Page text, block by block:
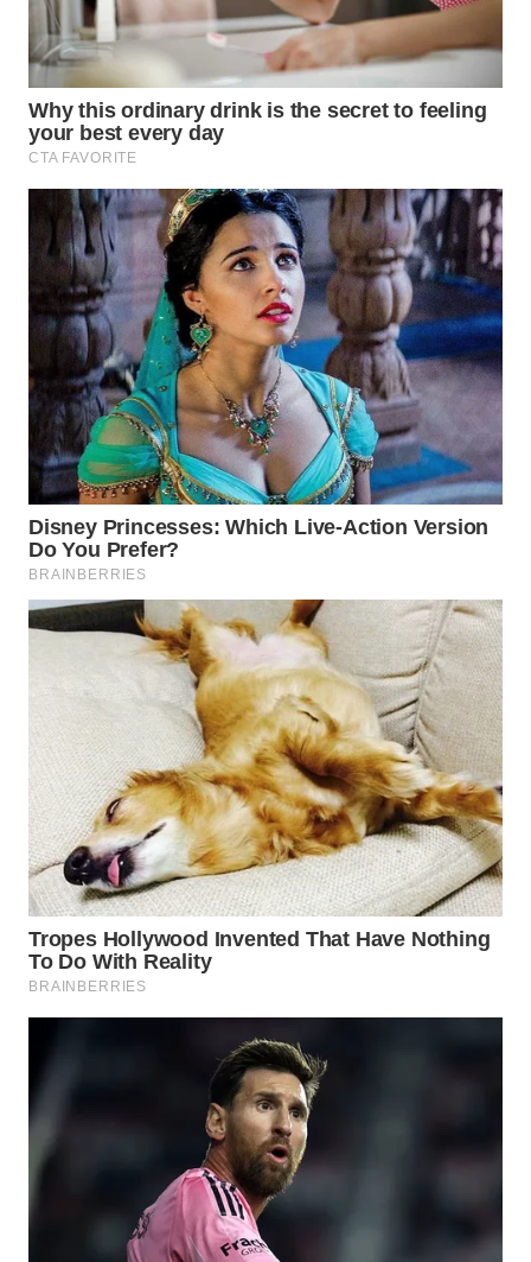
WN
BINJAI
WN
CIREBON
WN
INDRAMAYU
WN
KUNINGAN
WN
MAJALENGKA
WN
SUBANG
WN
SUKABUMI
PURWAKARTA
WN
PRIANGAN
TIMUR
WN
SEMARANG
WN
SOLO
MADURA